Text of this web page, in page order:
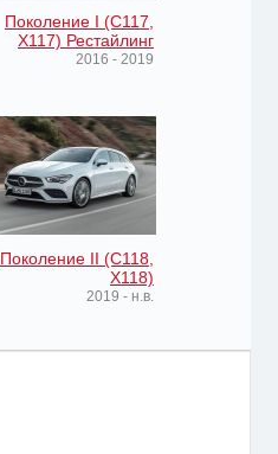
Поколение I (C117,
X117) Рестайлинг
2016 - 2019
Поколение II (C118,
X118)
2019 - н.в.